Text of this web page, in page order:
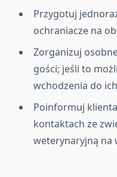
Przygotuj
ochraniacze na
Zorganizuj
gości; jeśli to
wchodzenia do
Poinformuj
kontaktach ze
weterynaryjną na